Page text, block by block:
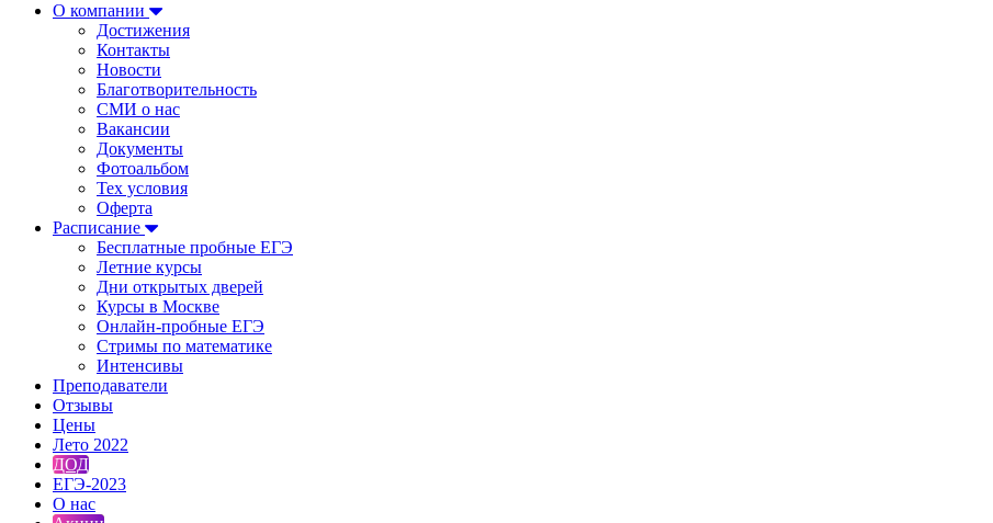
О компании
Достижения
Контакты
Новости
Благотворительность
СМИ о нас
Вакансии
Документы
Фотоальбом
Тех условия
Оферта
Расписание
Бесплатные пробные ЕГЭ
Летние курсы
Дни открытых дверей
Курсы в Москве
Онлайн-пробные ЕГЭ
Стримы по математике
Интенсивы
Преподаватели
Отзывы
Цены
Лето 2022
ДОД
ЕГЭ-2023
О нас